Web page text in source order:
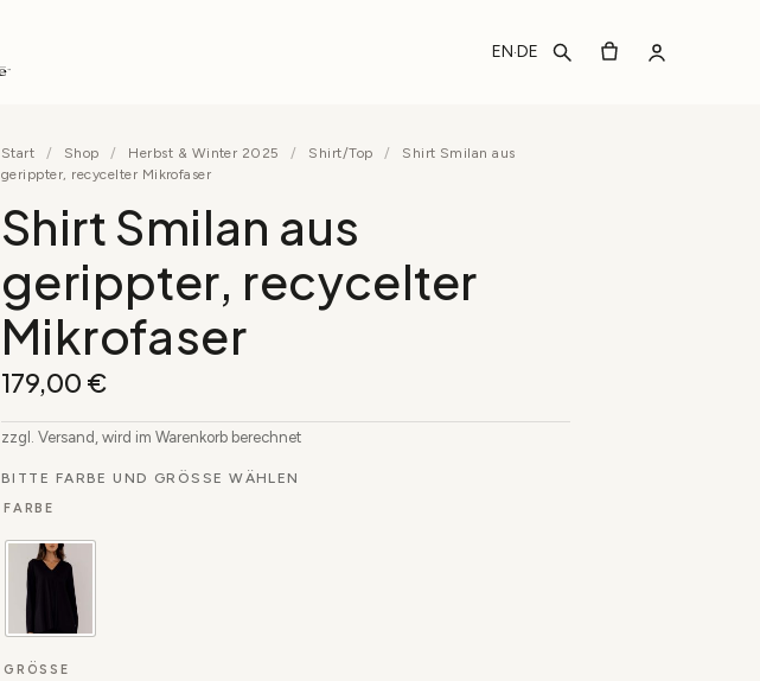
EN·DE
Start / Shop / Herbst & Winter 2025 / Shirt/Top /
Shirt Smilan aus
gerippter, recycelter Mikrofaser
Shirt Smilan aus
gerippter, recycelter
Mikrofaser
179,00 €
zzgl. Versand, wird im Warenkorb berechnet
BITTE FARBE UND GRÖSSE WÄHLEN
FARBE
GRÖSSE